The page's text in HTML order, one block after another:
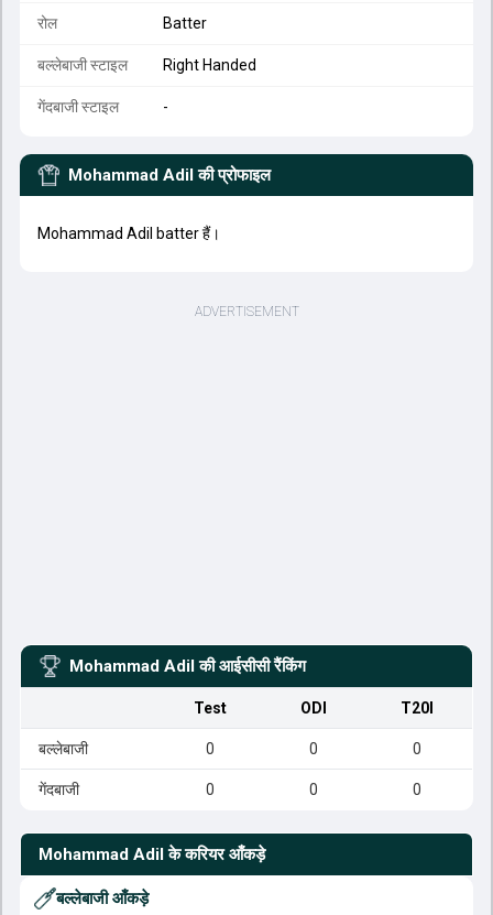
रोल Batter
बल्लेबाजी स्टाइल Right Handed
गेंदबाजी स्टाइल -
Mohammad Adil की प्रोफाइल
Mohammad Adil batter हैं।
Mohammad Adil की आईसीसी रैंकिंग
Test ODI T20I
बल्लेबाजी 0 0 0
गेंदबाजी 0 0 0
Mohammad Adil के करियर आँकड़े
बल्लेबाजी आँकड़े